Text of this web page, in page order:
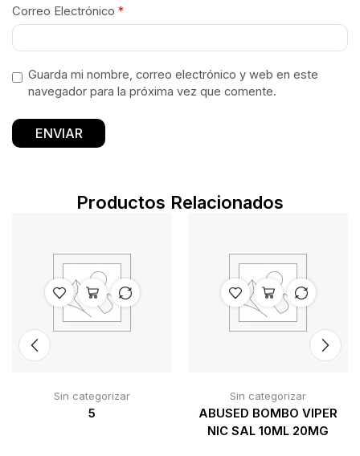
Correo Electrónico *
Guarda mi nombre, correo electrónico y web en este
navegador para la próxima vez que comente.
Productos Relacionados
Sin categorizar
5
Sin categorizar
ABUSED BOMBO VIPER
NIC SAL 10ML 20MG